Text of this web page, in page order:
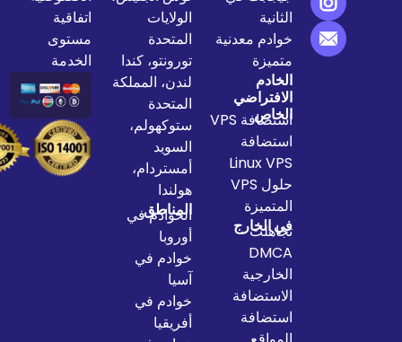
خوادم معدنية
الولايات
المتحدة
تورونتو، كندا
لندن، المملكة
المتحدة
ستوكهولم،
السويد
أمستردام،
هولندا
المناطق
الخوادم في
أوروبا
خوادم في
آسيا
خوادم في
أفريقيا
اتفاقية
مستوى
الخدمة